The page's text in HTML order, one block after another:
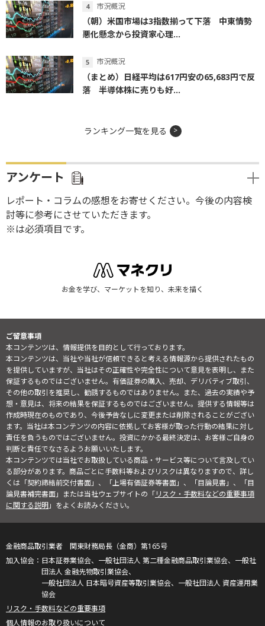
市況概況
（朝）米国市場は3指数揃って下落 中東情勢
悪化懸念から投資家心理...
市況概況
（まとめ）日経平均は617円安の65,683円で反
落 半導体株に売りも好...
ランキング一覧を見る
アンケート
レポート・コラムの感想をお寄せください。今後の内容検
討等に参考にさせていただきます。
※は必須項目です。
お金を学び、マーケットを知り、未来を描く
ご留意事項
本コンテンツは、情報提供を目的として行っております。
本コンテンツは、当社や当社が信頼できると考える情報源から提供されたもの
を提供していますが、当社はその正確性や完全性について意見を表明し、また
保証するものではございません。有価証券の購入、売却、デリバティブ取引、
その他の取引を推奨し、勧誘するものではありません。また、過去の実績や予
想・意見は、将来の結果を保証するものではございません。提供する情報等は
作成時現在のものであり、今後予告なしに変更または削除されることがござい
ます。当社は本コンテンツの内容に依拠してお客様が取った行動の結果に対し
責任を負うものではございません。投資にかかる最終決定は、お客様ご自身の
判断と責任でなさるようお願いいたします。
本コンテンツでは当社でお取扱している商品・サービス等について言及してい
る部分があります。商品ごとに手数料等およびリスクは異なりますので、詳し
くは「契約締結前交付書面」、「上場有価証券等書面」、「目論見書」、「目
論見書補完書面」または当社ウェブサイトの「リスク・手数料などの重要事項
に関する説明」をよくお読みください。
金融商品取引業者 関東財務局長（金商）第165号
日本証券業協会、一般社団法人 第二種金融商品取引業協会、一般社
団法人 金融先物取引業協会、
一般社団法人 日本暗号資産等取引業協会、一般社団法人 資産運用業
協会
リスク・手数料などの重要事項
個人情報のお取り扱いについて